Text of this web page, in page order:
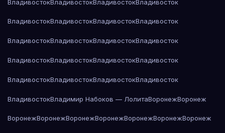
ВладивостокВладивостокВладивостокВладивосток
ВладивостокВладивостокВладивостокВладивосток
ВладивостокВладивостокВладивостокВладивосток
ВладивостокВладивостокВладивостокВладивосток
ВладивостокВладивостокВладивостокВладивосток
ВладивостокВладимир Набоков — ЛолитаВоронежВоронеж
ВоронежВоронежВоронежВоронежВоронежВоронежВоронеж